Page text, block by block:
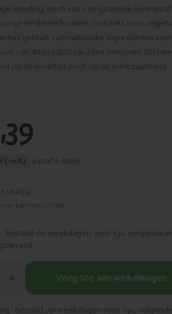
voeding, noch van een gezonde
kinderen houden. Geschikt voor
het gebruik van natuurlijke ingrediënten
van dit product variaties vertonen. Dit
op de kwaliteit noch op de werkzaamheid.
(-10%) vanaf 6 stuks
1 stuk(s)
– Besteld op weekdagen voor 13u, volgende
geleverd
+ Voeg toe aan winkelwagen
· Besteld op weekdagen voor 13u,